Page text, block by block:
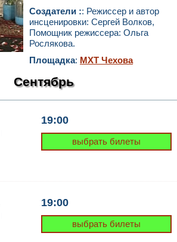
Создатели :: Режиссер и автор
инсценировки: Сергей Волков,
Помощник режиссера: Ольга
Рослякова.
Площадка: МХТ Чехова
Сентябрь
19:00
выбрать билеты
19:00
выбрать билеты